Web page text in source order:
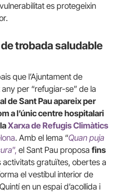
es protegeixin
trobada saludable
que l’Ajuntament de
per “refugiar-se” de la
de Sant Pau apareix per
a l’únic centre hospitalari
Xarxa de Refugis Climàtics
. Amb el lema “Quan puja
”, el Sant Pau proposa fins
activitats gratuïtes, obertes a
el vestíbul interior de
en un espai d’acollida i